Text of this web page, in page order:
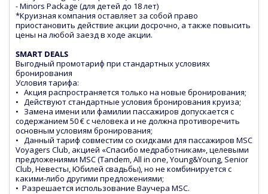
- Minors Package (для детей до 18 лет)
*Круизная компания оставляет за собой право
приостановить действие акции досрочно, а также повысить
цены на любой заезд в ходе акции.
SMART DEALS
Выгодный промотариф при стандартных условиях
бронирования
Условия тарифа:
• Акция распространяется только на новые бронирования;
• Действуют стандартные условия бронирования круиза;
• Замена имени или фамилии пассажиров допускается с
содержанием 50 € с человека и не должна противоречить
основным условиям бронирования;
• Данный тариф совместим со скидками для пассажиров MSC
Voyagers Club, акцией «Спасибо медработникам», целевыми
предложениями MSC (Tandem, All in one, Young&Young, Senior
Club, Невесты, Юбилей свадьбы), но не комбинируется с
какими-либо другими предложениями;
• Разрешается использование Ваучера MSC.